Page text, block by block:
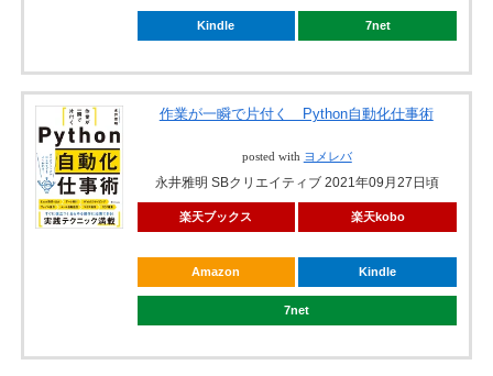
Kindle 7net
作業が一瞬で片付く Python自動化仕事術
posted with ヨメレバ
永井雅明 SBクリエイティブ 2021年09月27日頃
楽天ブックス 楽天kobo
Amazon Kindle
7net